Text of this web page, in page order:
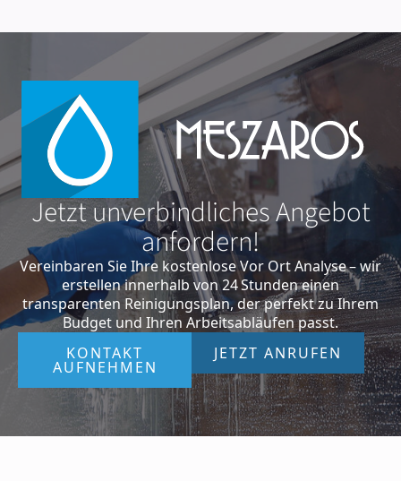
Jetzt unverbindliches Angebot
anfordern!
Vereinbaren Sie Ihre kostenlose Vor Ort Analyse – wir
erstellen innerhalb von 24 Stunden einen
transparenten Reinigungsplan, der perfekt zu Ihrem
Budget und Ihren Arbeitsabläufen passt.
KONTAKT
AUFNEHMEN
JETZT ANRUFEN